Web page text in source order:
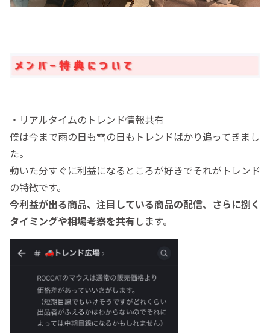
・リアルタイムのトレンド情報共有
僕は今まで雨の日も雪の日もトレンドばかり追ってきまし
た。
動いた分すぐに利益になるところが好きでそれがトレンド
の特徴です。
今利益が出る商品、注目している商品の配信、さらに捌く
タイミングや相場考察を共有します。